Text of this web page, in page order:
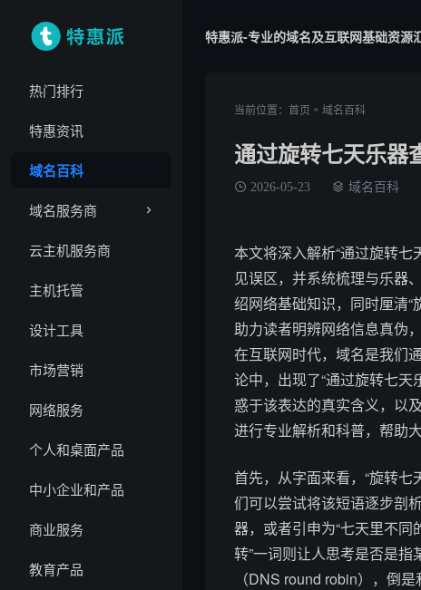
热门排行
特惠资讯
域名百科
域名服务商
云主机服务商
主机托管
设计工具
市场营销
网络服务
个人和桌面产品
中小企业和产品
商业服务
教育产品
特惠派-专业的域名及互联网基础资源
当前位置： 首页 » 域名百科
通过旋转七天乐器
2026-05-23 域名百科
本文将深入解析“通过旋转
见误区，并系统梳理与乐器
绍网络基础知识，同时厘清“
助力读者明辨网络信息真伪
在互联网时代，域名是我们
论中，出现了“通过旋转七
惑于该表达的真实含义，以
进行专业解析和科普，帮助
首先，从字面来看，“旋转
们可以尝试将该短语逐步剖
器，或者引申为“七天里不同
转”一词则让人思考是否是
（DNS round robin），倒是